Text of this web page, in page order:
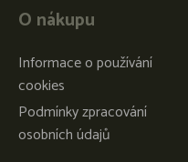
O nákupu
Informace o používání
cookies
Podmínky zpracování
osobních údajů